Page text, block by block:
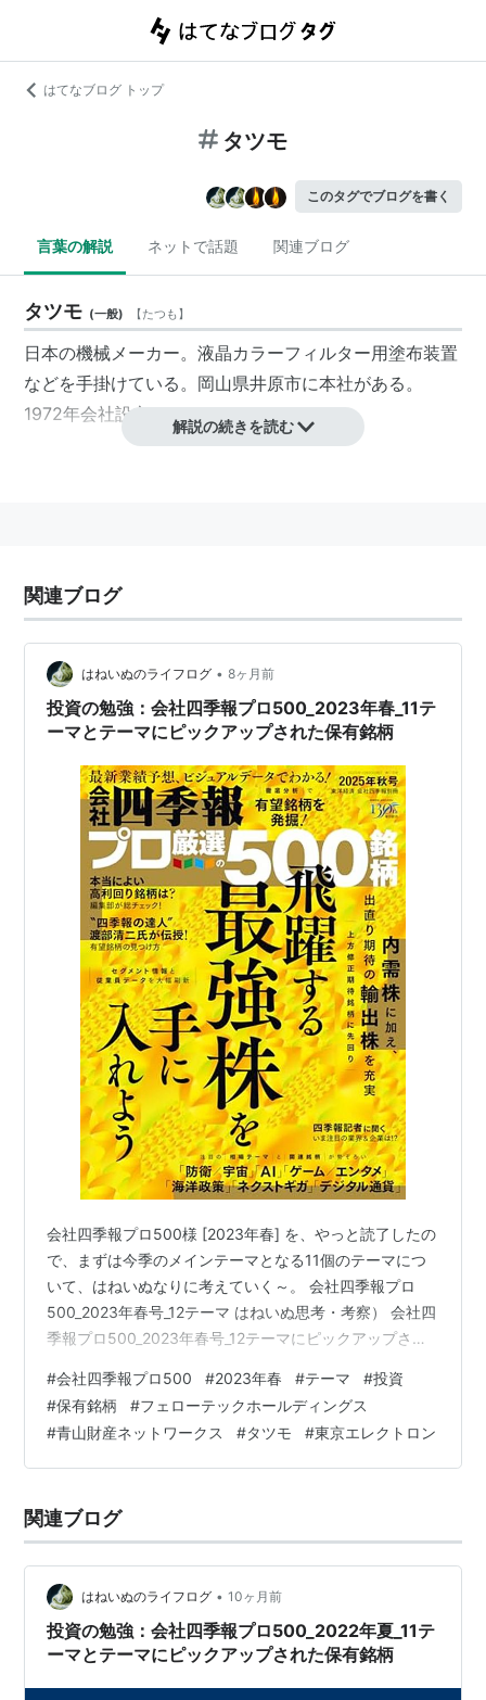
はてなブログ トップ
タツモ
このタグでブログを書く
言葉の解説 ネットで話題 関連ブログ
タツモ (一般) 【たつも】
日本の機械メーカー。液晶カラーフィルター用塗布装置
などを手掛けている。岡山県井原市に本社がある。
1972年会社設立。
解説の続きを読む
関連ブログ
はねいぬのライフログ • 8ヶ月前
投資の勉強：会社四季報プロ500_2023年春_11テ
ーマとテーマにピックアップされた保有銘柄
会社四季報プロ500様 [2023年春] を、やっと読了したの
で、まずは今季のメインテーマとなる11個のテーマにつ
いて、はねいぬなりに考えていく～。 会社四季報プロ
500_2023年春号_12テーマ はねいぬ思考・考察） 会社四
季報プロ500_2023年春号_12テーマにピックアップされ
ー 3. 高配当&連続増配 4. 日銀政策修正 5. ガバナンス改
革 6. インド 7. 重点政策 8. 脱炭素 9. 経済再開 10. 注目技
術 11. 大化け期待 はねいぬ思考・考察） 会社四季報プロ
500_2023年春号_12テーマ 1. 好業…
#会社四季報プロ500 #2023年春 #テーマ #投資
#保有銘柄 #フェローテックホールディングス
#青山財産ネットワークス #タツモ #東京エレクトロン
関連ブログ
はねいぬのライフログ • 10ヶ月前
投資の勉強：会社四季報プロ500_2022年夏_11テ
ーマとテーマにピックアップされた保有銘柄